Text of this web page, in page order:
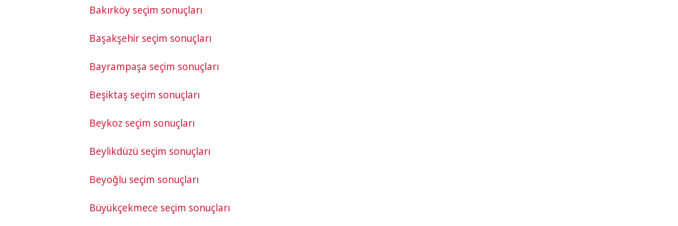
Bakırköy seçim sonuçları
Başakşehir seçim sonuçları
Bayrampaşa seçim sonuçları
Beşiktaş seçim sonuçları
Beykoz seçim sonuçları
Beylikdüzü seçim sonuçları
Beyoğlu seçim sonuçları
Büyükçekmece seçim sonuçları